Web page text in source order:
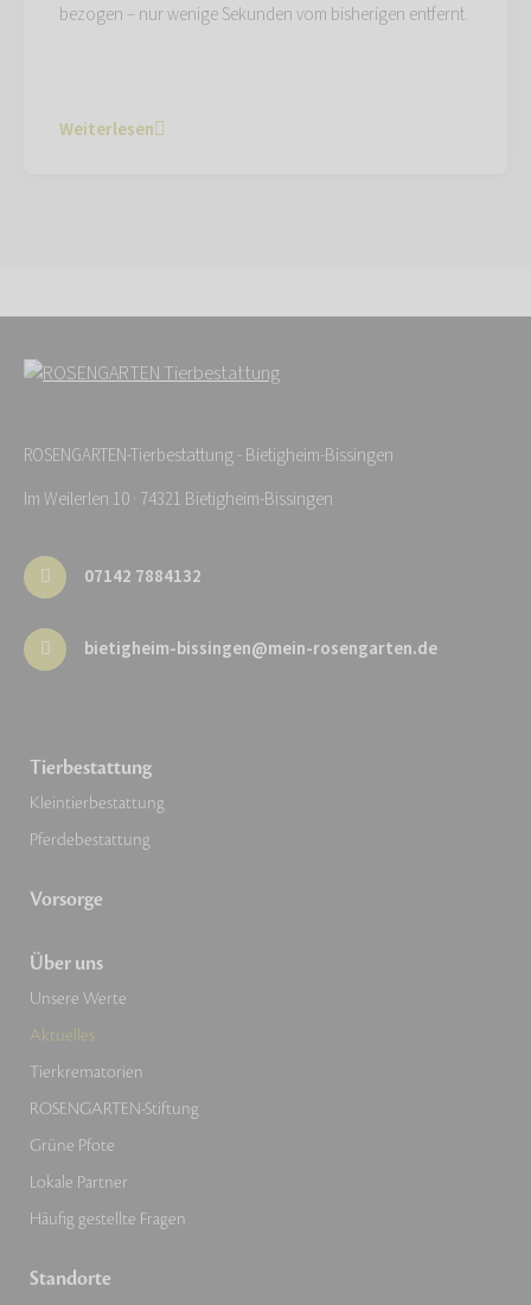
bezogen – nur wenige Sekunden vom bisherigen entfernt.
Weiterlesen
ROSENGARTEN-Tierbestattung - Bietigheim-Bissingen
Im Weilerlen 10 · 74321 Bietigheim-Bissingen
07142 7884132
bietigheim-bissingen@mein-rosengarten.de
Tierbestattung
Kleintierbestattung
Pferdebestattung
Vorsorge
Über uns
Unsere Werte
Aktuelles
Tierkrematorien
ROSENGARTEN-Stiftung
Grüne Pfote
Lokale Partner
Häufig gestellte Fragen
Standorte